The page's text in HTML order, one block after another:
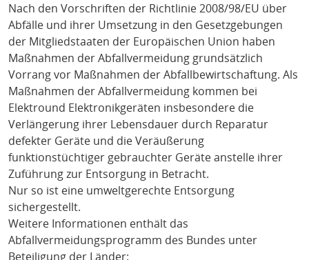
Nach den Vorschriften der Richtlinie 2008/98/EU über
Abfälle und ihrer Umsetzung in den Gesetzgebungen
der Mitgliedstaaten der Europäischen Union haben
Maßnahmen der Abfallvermeidung grundsätzlich
Vorrang vor Maßnahmen der Abfallbewirtschaftung. Als
Maßnahmen der Abfallvermeidung kommen bei
Elektround Elektronikgeräten insbesondere die
Verlängerung ihrer Lebensdauer durch Reparatur
defekter Geräte und die Veräußerung
funktionstüchtiger gebrauchter Geräte anstelle ihrer
Zuführung zur Entsorgung in Betracht.
Nur so ist eine umweltgerechte Entsorgung
sichergestellt.
Weitere Informationen enthält das
Abfallvermeidungsprogramm des Bundes unter
Beteiligung der Länder: